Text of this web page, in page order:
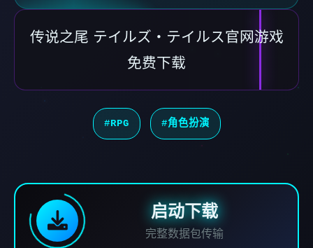
传说之尾 テイルズ・テイルス官网游戏
免费下载
#RPG #角色扮演
启动下载
完整数据包传输